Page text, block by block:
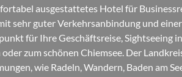
ausgestattetes Hotel für
sehr guter Verkehrsanbindung und
für Ihre Geschäftsreise, Sightseeing
zum schönen Chiemsee. Der
wie Radeln, Wandern, Baden am